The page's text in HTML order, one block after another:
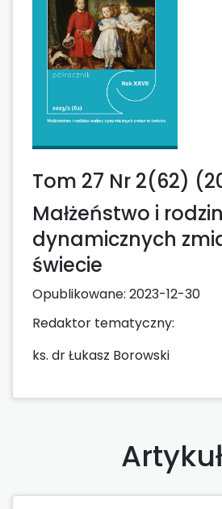
Tom 27 Nr 2(62)
Małżeństwo i
dynamicznych
świecie
Opublikowane: 2023-12-30
Redaktor tematyczny:
ks. dr Łukasz Borowski